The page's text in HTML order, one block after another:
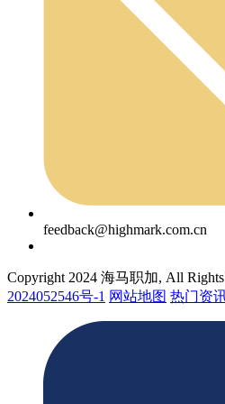
feedback@highmark.com.cn
Copyright 2024 海马职加, All Rights
2024052546号-1 网站地图 热门资